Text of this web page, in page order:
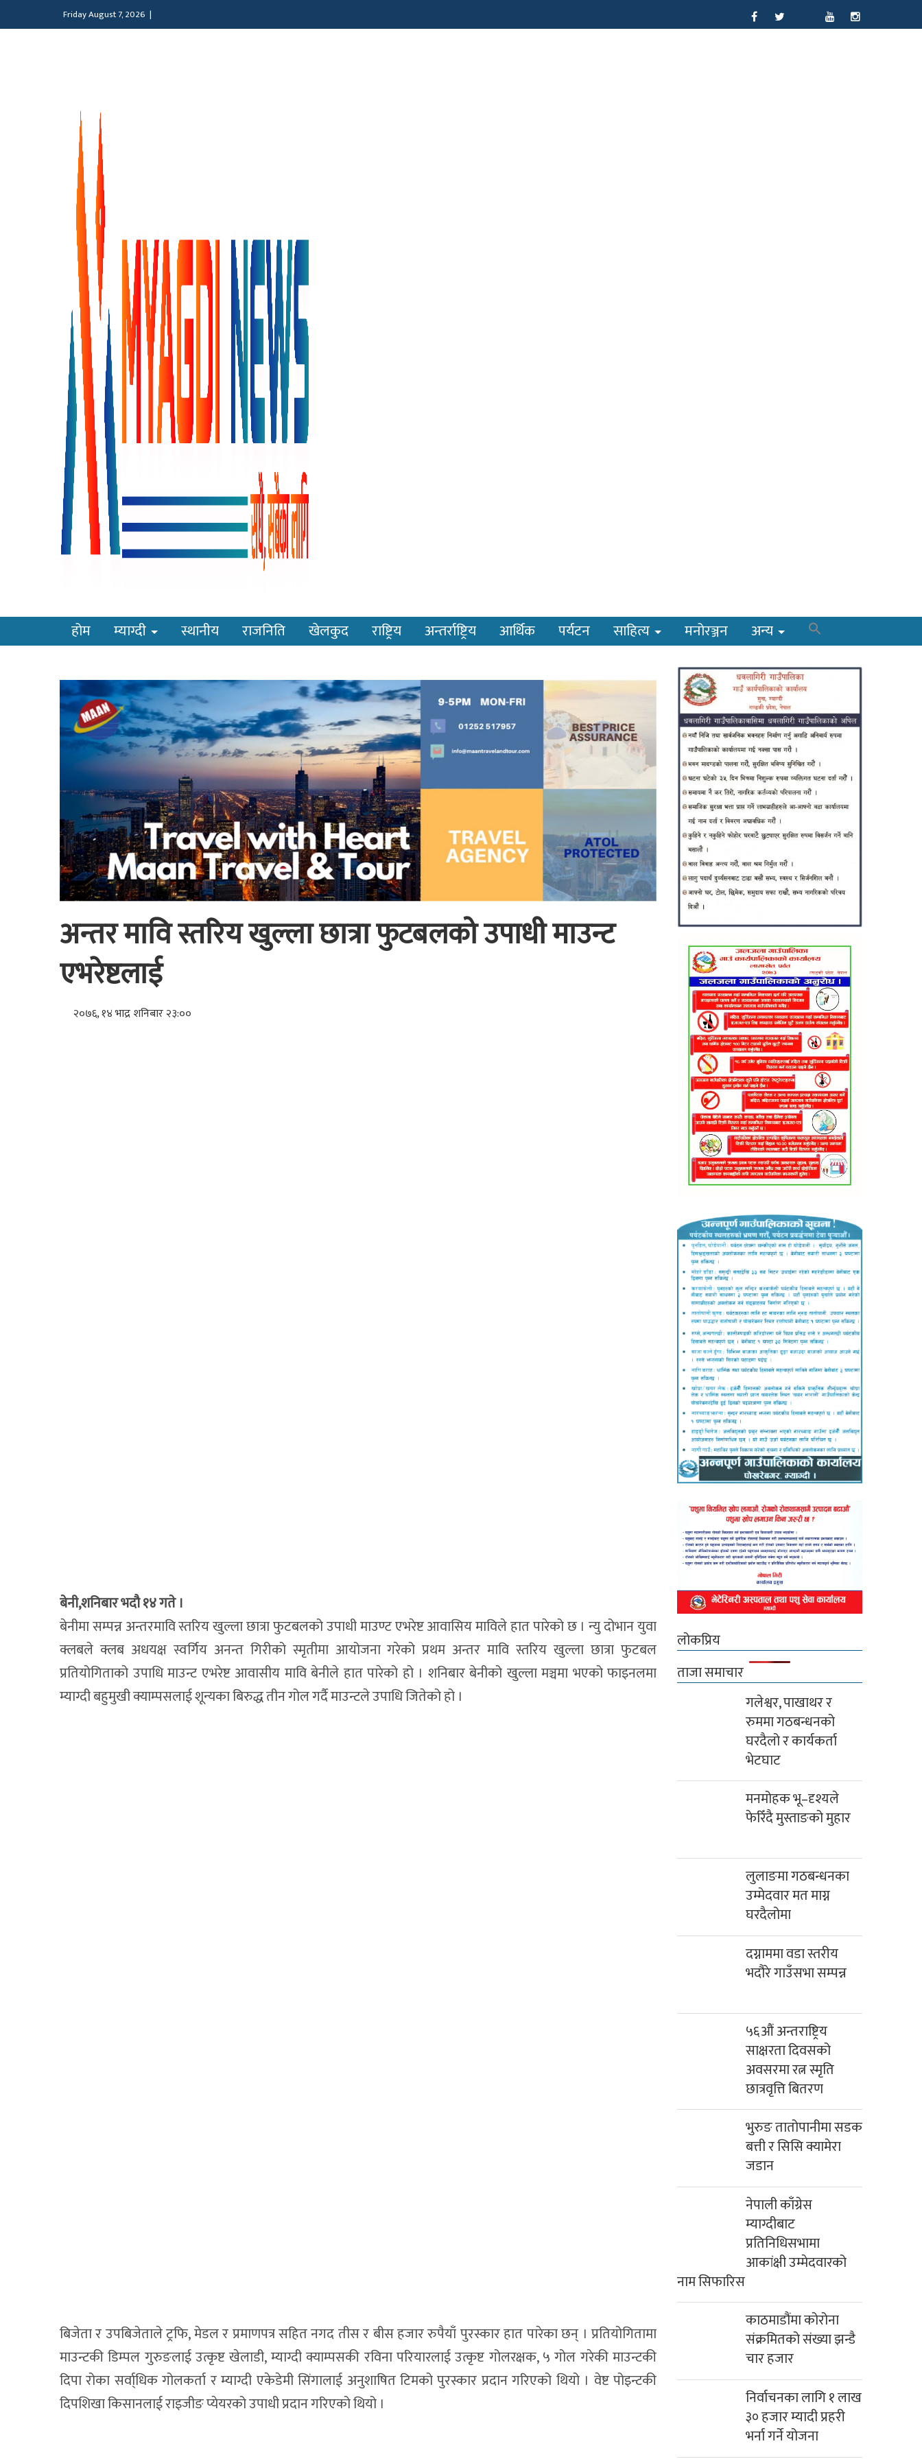
Friday August 7, 2026 |
होम म्याग्दी स्थानीय राजनिति खेलकुद राष्ट्रिय अन्तर्राष्ट्रिय आर्थिक पर्यटन साहित्य मनोरञ्जन अन्य
अन्तर मावि स्तरिय खुल्ला छात्रा फुटबलको उपाधी माउन्ट
एभरेष्टलाई
२०७६, १४ भाद्र शनिबार २३:००
बेनी,शनिबार भदौ १४ गते ।
बेनीमा सम्पन्न अन्तरमावि स्तरिय खुल्ला छात्रा फुटबलको उपाधी माउण्ट एभरेष्ट आवासिय माविले हात पारेको छ । न्यु दोभान युवा
क्लबले क्लब अधयक्ष स्वर्गिय अनन्त गिरीको स्मृतीमा आयोजना गरेको प्रथम अन्तर मावि स्तरिय खुल्ला छात्रा फुटबल
प्रतियोगिताको उपाधि माउन्ट एभरेष्ट आवासीय मावि बेनीले हात पारेको हो । शनिबार बेनीको खुल्ला मञ्चमा भएको फाइनलमा
म्याग्दी बहुमुखी क्याम्पसलाई शून्यका बिरुद्ध तीन गोल गर्दै माउन्टले उपाधि जितेको हो ।
बिजेता र उपबिजेताले ट्रफि, मेडल र प्रमाणपत्र सहित नगद तीस र बीस हजार रुपैयाँ पुरस्कार हात पारेका छन् । प्रतियोगितामा
माउन्टकी डिम्पल गुरुङलाई उत्कृष्ट खेलाडी, म्याग्दी क्याम्पसकी रविना परियारलाई उत्कृष्ट गोलरक्षक, ५ गोल गरेकी माउन्टकी
दिपा रोका सर्वा्धिक गोलकर्ता र म्याग्दी एकेडेमी सिंगालाई अनुशाषित टिमको पुरस्कार प्रदान गरिएको थियो । वेष्ट पोइन्टकी
दिपशिखा किसानलाई राइजीङ प्येयरको उपाधी प्रदान गरिएको थियो ।
लोकप्रिय
ताजा समाचार
गलेश्वर, पाखाथर र
रुममा गठबन्धनको
घरदैलो र कार्यकर्ता
भेटघाट
मनमोहक भू–दृश्यले
फेरिँदै मुस्ताङको मुहार
लुलाङमा गठबन्धनका
उम्मेदवार मत माग्न
घरदैलोमा
दग्नाममा वडा स्तरीय
भदौरे गाउँसभा सम्पन्न
५६औं अन्तराष्ट्रिय
साक्षरता दिवसको
अवसरमा रत्न स्मृति
छात्रवृत्ति बितरण
भुरुङ तातोपानीमा सडक
बत्ती र सिसि क्यामेरा
जडान
नेपाली काँग्रेस
म्याग्दीबाट
प्रतिनिधिसभामा
आकांक्षी उम्मेदवारको
नाम सिफारिस
काठमाडौंमा कोरोना
संक्रमितको संख्या झन्डै
चार हजार
निर्वाचनका लागि १ लाख
३० हजार म्यादी प्रहरी
भर्ना गर्ने योजना